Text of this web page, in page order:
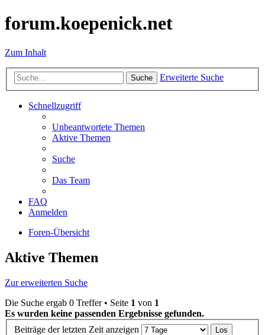
forum.koepenick.net
Zum Inhalt
Suche Erweiterte Suche
Schnellzugriff
Unbeantwortete Themen
Aktive Themen
Suche
Das Team
FAQ
Anmelden
Foren-Übersicht
Aktive Themen
Zur erweiterten Suche
Die Suche ergab 0 Treffer • Seite 1 von 1
Es wurden keine passenden Ergebnisse gefunden.
Beiträge der letzten Zeit anzeigen